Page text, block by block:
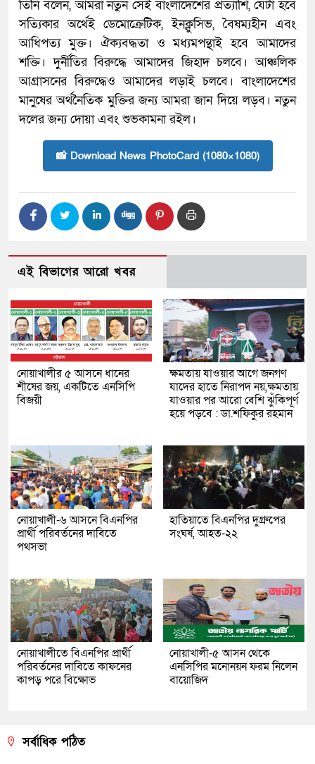
তিনি বলেন, আমরা নতুন সেই বাংলাদেশের প্রত্যাশি, যেটা হবে
সত্যিকার অর্থেই ডেমোক্রেটিক, ইনক্লুসিভ, বৈষম্যহীন এবং
আধিপত্য মুক্ত। ঐক্যবদ্ধতা ও মধ্যমপন্থাই হবে আমাদের
শক্তি। দুর্নীতির বিরুদ্ধে আমাদের জিহাদ চলবে। আঞ্চলিক
আগ্রাসনের বিরুদ্ধেও আমাদের লড়াই চলবে। বাংলাদেশের
মানুষের অর্থনৈতিক মুক্তির জন্য আমরা জান দিয়ে লড়ব। নতুন
দলের জন্য দোয়া এবং শুভকামনা রইল।
📸 Download News PhotoCard (1080×1080)
এই বিভাগের আরো খবর
নোয়াখালীর ৫ আসনে ধানের
শীষের জয়, একটিতে এনসিপি
বিজয়ী
ক্ষমতায় যাওয়ার আগে জনগণ
যাদের হাতে নিরাপদ নয়,ক্ষমতায়
যাওয়ার পর আরো বেশি ঝুঁকিপূর্ণ
হয়ে পড়বে : ডা.শফিকুর রহমান
নোয়াখালী-৬ আসনে বিএনপির
প্রার্থী পরিবর্তনের দাবিতে
পথসভা
হাতিয়াতে বিএনপির দু্গ্রুপের
সংঘর্ষ, আহত-২২
নোয়াখালীতে বিএনপির প্রার্থী
পরিবর্তনের দাবিতে কাফনের
কাপড় পরে বিক্ষোভ
নোয়াখালী-৫ আসন থেকে
এনসিপির মনোনয়ন ফরম নিলেন
বায়োজিদ
সর্বাধিক পঠিত